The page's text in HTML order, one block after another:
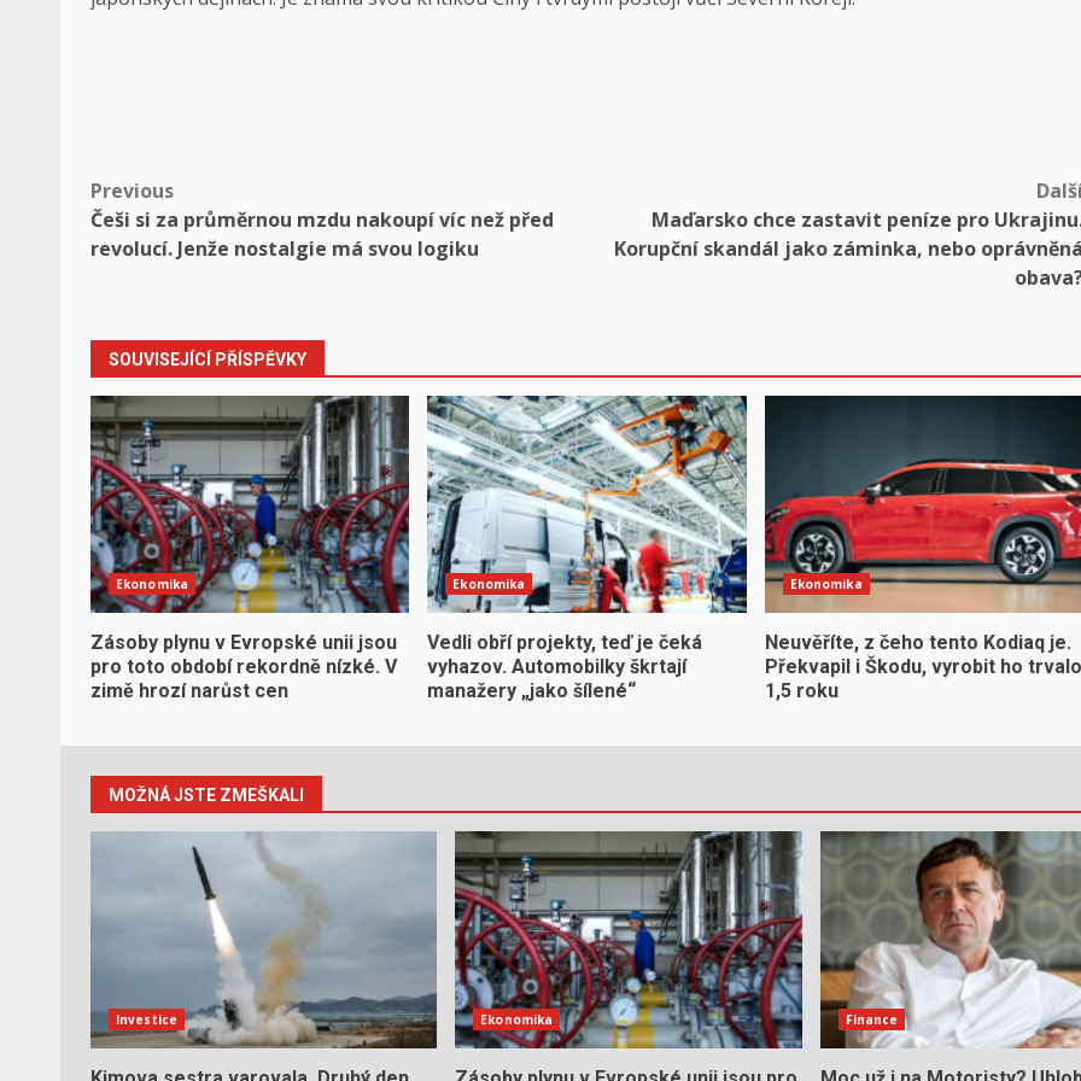
Post
navigation
Previous
Češi si za průměrnou mzdu nakoupí víc než před
revolucí. Jenže nostalgie má svou logiku
Maďarsko chce zastavit peníze pro
Korupční skandál jako záminka, nebo oprávněná
SOUVISEJÍCÍ PŘÍSPĚVKY
Ekonomika
Zásoby plynu v Evropské unii jsou
pro toto období rekordně nízké. V
zimě hrozí narůst cen
Ekonomika
Vedli obří projekty, teď je čeká
vyhazov. Automobilky škrtají
manažery „jako šílené“
Ekonomika
Neuvěříte, z čeho tento Kodiaq je.
Překvapil i Škodu, vyrobit ho trvalo
1,5 roku
MOŽNÁ JSTE ZMEŠKALI
Investice Ekonomika Finance